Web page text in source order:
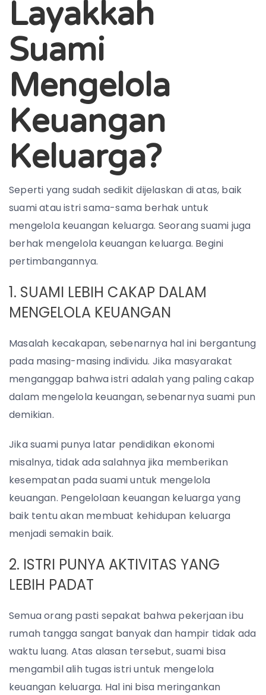
Layakkah
Suami
Mengelola
Keuangan
Keluarga?
Seperti yang sudah sedikit dijelaskan di atas, baik
suami atau istri sama-sama berhak untuk
mengelola keuangan keluarga. Seorang suami juga
berhak mengelola keuangan keluarga. Begini
pertimbangannya.
1. SUAMI LEBIH CAKAP DALAM
MENGELOLA KEUANGAN
Masalah kecakapan, sebenarnya hal ini bergantung
pada masing-masing individu. Jika masyarakat
menganggap bahwa istri adalah yang paling cakap
dalam mengelola keuangan, sebenarnya suami pun
demikian.
Jika suami punya latar pendidikan ekonomi
misalnya, tidak ada salahnya jika memberikan
kesempatan pada suami untuk mengelola
keuangan. Pengelolaan keuangan keluarga yang
baik tentu akan membuat kehidupan keluarga
menjadi semakin baik.
2. ISTRI PUNYA AKTIVITAS YANG
LEBIH PADAT
Semua orang pasti sepakat bahwa pekerjaan ibu
rumah tangga sangat banyak dan hampir tidak ada
waktu luang. Atas alasan tersebut, suami bisa
mengambil alih tugas istri untuk mengelola
keuangan keluarga. Hal ini bisa meringankan